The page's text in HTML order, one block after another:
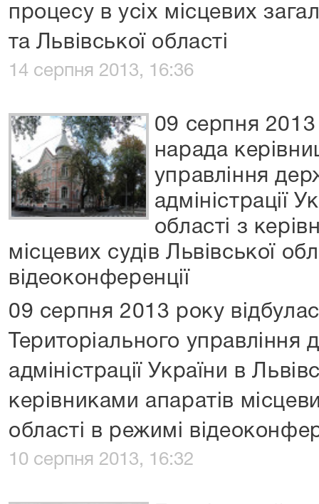
процесу в усіх місцевих
та Львівської області
14 серпня 2013, 16:36
09 серпня 2013
нарада
управління
адміністрації
області з
місцевих судів Львівської
відеоконференції
09 серпня 2013 року
Територіального управління
адміністрації України в
керівниками апаратів
області в режимі
10 серпня 2013, 16:32